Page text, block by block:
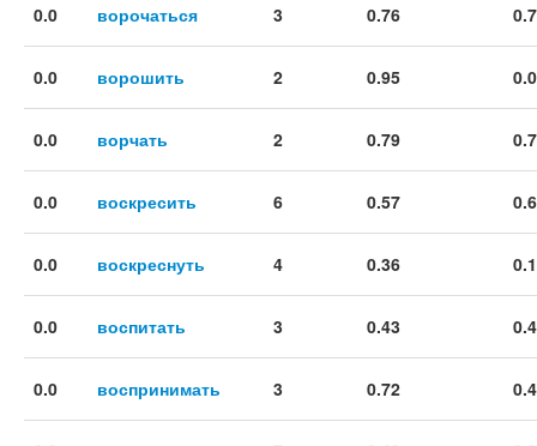
0.0 ворочаться 3 0.76
0.0 ворошить 2 0.95
0.0 ворчать 2 0.79
0.0 воскресить 6 0.57
0.0 воскреснуть 4 0.36
0.0 воспитать 3 0.43
0.0 воспринимать 3 0.72